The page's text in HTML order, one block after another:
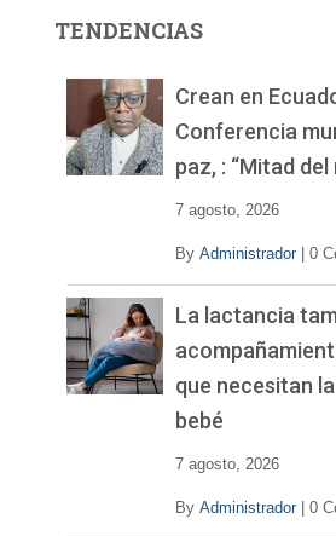
d
TENDENCIAS
Crean en
Conferencia
paz, : “Mitad del
7 agosto, 2026
By Administrador 0
La lactancia
que necesitan
bebé
7 agosto, 2026
By Administrador 0